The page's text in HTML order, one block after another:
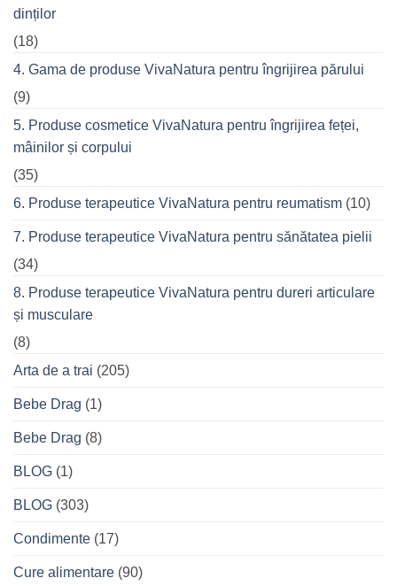
dinților
(18)
4. Gama de produse VivaNatura pentru îngrijirea părului
(9)
5. Produse cosmetice VivaNatura pentru îngrijirea feței,
mâinilor și corpului
(35)
6. Produse terapeutice VivaNatura pentru reumatism (10)
7. Produse terapeutice VivaNatura pentru sănătatea pielii
(34)
8. Produse terapeutice VivaNatura pentru dureri articulare
și musculare
(8)
Arta de a trai (205)
Bebe Drag (1)
Bebe Drag (8)
BLOG (1)
BLOG (303)
Condimente (17)
Cure alimentare (90)